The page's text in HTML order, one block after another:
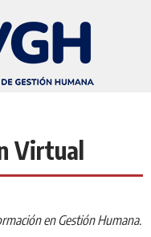
Virtual
en Gestión Humana.